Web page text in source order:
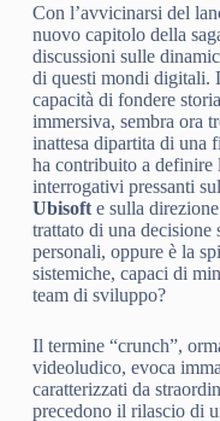
Con l’avvicinarsi del
nuovo capitolo della
discussioni sulle
di questi mondi digitali.
capacità di fondere
immersiva, sembra ora
inattesa dipartita di una
ha contribuito a definire
interrogativi pressanti
Ubisofte sulla direzione
trattato di una decisione
personali, oppure è la
sistemiche, capaci di
team di sviluppo?
Il termine “crunch”,
videoludico, evoca
caratterizzati da
precedono il rilascio di